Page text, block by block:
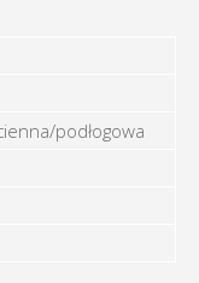
podłogowa